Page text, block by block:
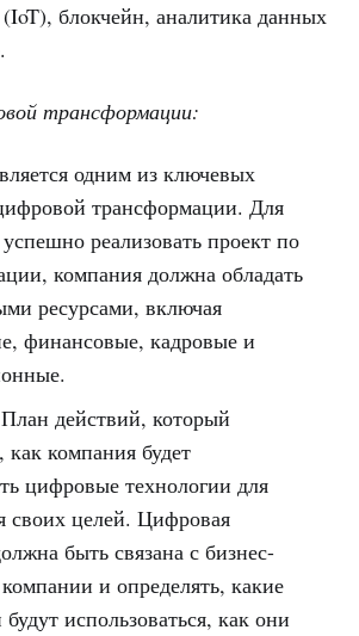
блокчейн, аналитика данных
трансформации:
одним из ключевых
трансформации. Для
реализовать проект по
компания должна обладать
ресурсами, включая
финансовые, кадровые и
действий, который
как компания будет
цифровые технологии для
своих целей. Цифровая
быть связана с бизнес-
компании и определять, какие
использоваться, как они